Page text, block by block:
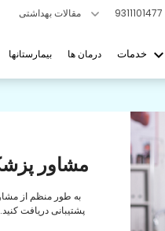
بیمارستانها درمان ها keyboard_arrow_down
مشاور
به طور منظم از
پشتیبانی دریافت